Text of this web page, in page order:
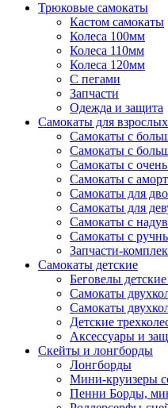
Трюковые самокаты
Кастом самокаты
Колеса 100мм
Колеса 110мм
Колеса 120мм
С пегами
Запчасти
Одежда и защита
Самокаты для взрослых
Самокаты с
Самокаты с
Самокаты с
Самокаты с
Самокаты для
Самокаты для
Самокаты с
Самокаты с
Запчасти-
Самокаты детские
Беговелы
Самокаты
Самокаты
Детские
Аксессуары и
Cкейты и лонгборды
Лонгборды
Мини-круизеры
Пенни Борды,